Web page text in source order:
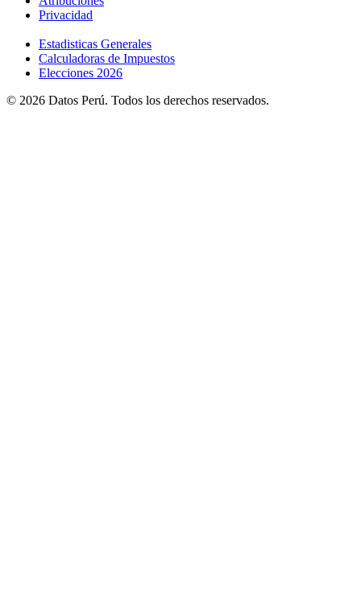
Privacidad
Estadisticas Generales
Calculadoras de Impuestos
Elecciones 2026
© 2026 Datos Perú. Todos los derechos reservados.